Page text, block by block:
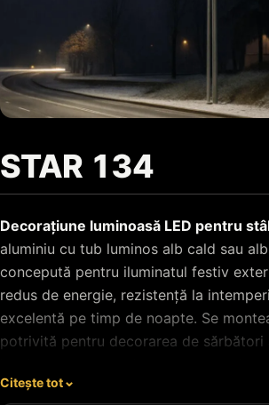
STAR 134
Decorațiune luminoasă LED pentru
aluminiu cu tub luminos alb cald sau
concepută pentru iluminatul festiv
redus de energie, rezistență la
excelentă pe timp de noapte. Se
potrivită pentru decorarea de sărbători
parcuri.
Citește tot